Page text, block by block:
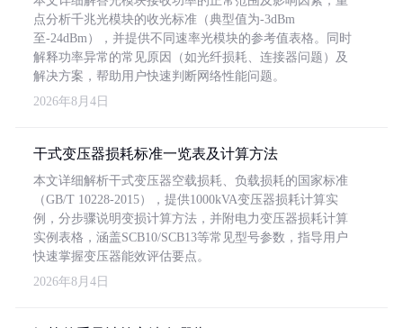
点分析千兆光模块的收光标准（典型值为-3dBm
至-24dBm），并提供不同速率光模块的参考值表格。同时
解释功率异常的常见原因（如光纤损耗、连接器问题）及
解决方案，帮助用户快速判断网络性能问题。
2026年8月4日
干式变压器损耗标准一览表及计算方法
本文详细解析干式变压器空载损耗、负载损耗的国家标准
（GB/T 10228-2015），提供1000kVA变压器损耗计算实
例，分步骤说明变损计算方法，并附电力变压器损耗计算
实例表格，涵盖SCB10/SCB13等常见型号参数，指导用户
快速掌握变压器能效评估要点。
2026年8月4日